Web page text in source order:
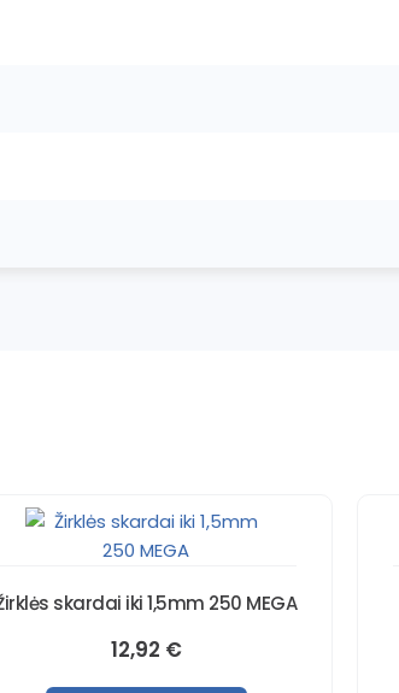
skardai iki 1,5mm 250 MEGA
12,92 €